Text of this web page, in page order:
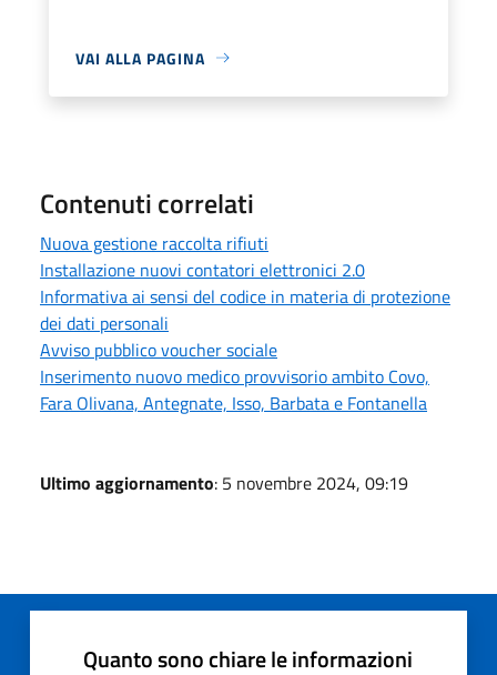
VAI ALLA PAGINA
Contenuti correlati
Nuova gestione raccolta rifiuti
Installazione nuovi contatori elettronici 2.0
Informativa ai sensi del codice in materia di protezione
dei dati personali
Avviso pubblico voucher sociale
Inserimento nuovo medico provvisorio ambito Covo,
Fara Olivana, Antegnate, Isso, Barbata e Fontanella
Ultimo aggiornamento: 5 novembre 2024, 09:19
Quanto sono chiare le informazioni